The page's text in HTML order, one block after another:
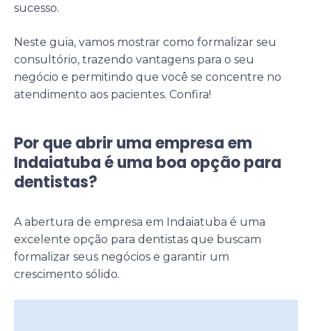
sucesso.
Neste guia, vamos mostrar como formalizar seu
consultório, trazendo vantagens para o seu
negócio e permitindo que você se concentre no
atendimento aos pacientes. Confira!
Por que abrir uma empresa em
Indaiatuba é uma boa opção para
dentistas?
A abertura de empresa em Indaiatuba é uma
excelente opção para dentistas que buscam
formalizar seus negócios e garantir um
crescimento sólido.